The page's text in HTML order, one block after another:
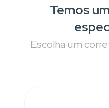
página anterior
Temos
Escolha um